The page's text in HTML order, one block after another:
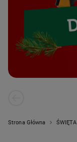
Strona Główna ŚWIĘTA